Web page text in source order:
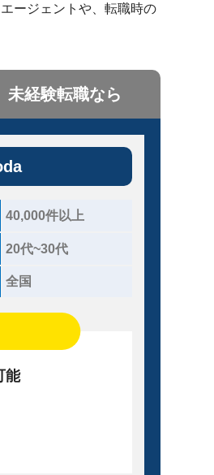
ージェントや、転職時の
未経験転職なら
40,000件以上
20代~30代
全国
能